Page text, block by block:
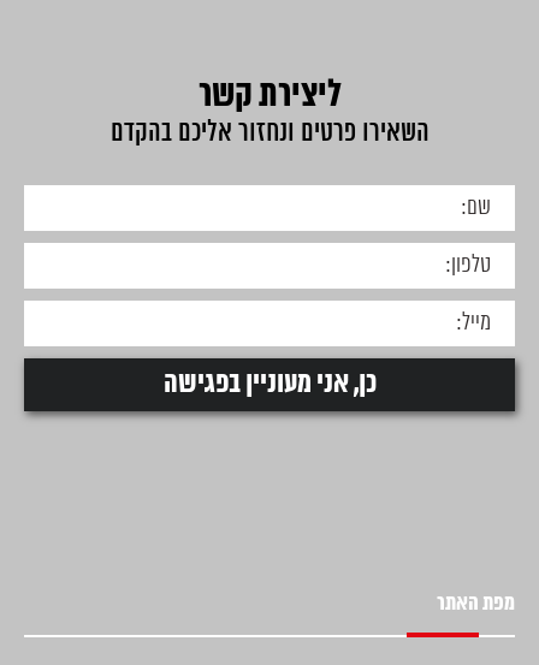
ליצירת קשר
השאירו פרטים ונחזור אליכם בהקדם
מפת האתר